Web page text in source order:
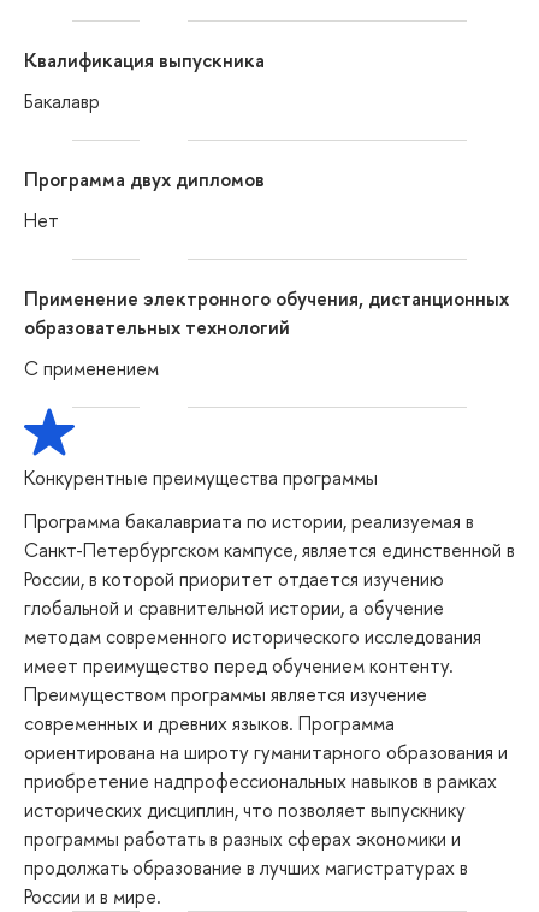
Квалификация выпускника
Бакалавр
Программа двух дипломов
Нет
Применение электронного обучения, дистанционных
образовательных технологий
С применением
Конкурентные преимущества программы
Программа бакалавриата по истории, реализуемая в
Санкт-Петербургском кампусе, является единственной в
России, в которой приоритет отдается изучению
глобальной и сравнительной истории, а обучение
методам современного исторического исследования
имеет преимущество перед обучением контенту.
Преимуществом программы является изучение
современных и древних языков. Программа
ориентирована на широту гуманитарного образования и
приобретение надпрофессиональных навыков в рамках
исторических дисциплин, что позволяет выпускнику
программы работать в разных сферах экономики и
продолжать образование в лучших магистратурах в
России и в мире.